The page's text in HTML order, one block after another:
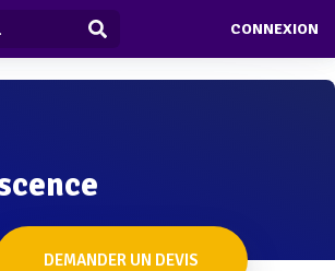
CONNEXION
DEMANDER UN DEVIS